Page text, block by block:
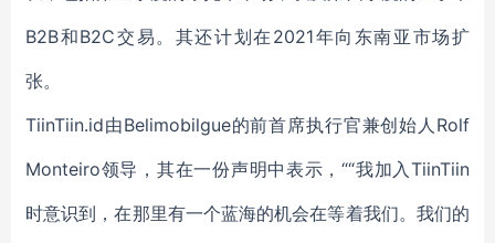
B2B和B2C交易。其还计划在2021年向东南亚市场扩
张。
TiinTiin.id由Belimobilgue的前首席执行官兼创始人Rolf
Monteiro领导，其在一份声明中表示，““我加入TiinTiin
时意识到，在那里有一个蓝海的机会在等着我们。我们的